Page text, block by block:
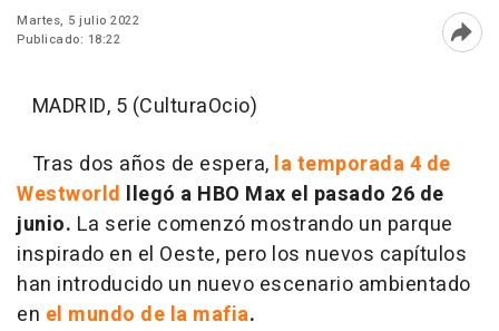
Martes, 5 julio 2022
Publicado: 18:22
MADRID, 5 (CulturaOcio)
Tras dos años de espera, la temporada 4 de
Westworld llegó a HBO Max el pasado 26 de
junio. La serie comenzó mostrando un parque
inspirado en el Oeste, pero los nuevos capítulos
han introducido un nuevo escenario ambientado
en el mundo de la mafia.